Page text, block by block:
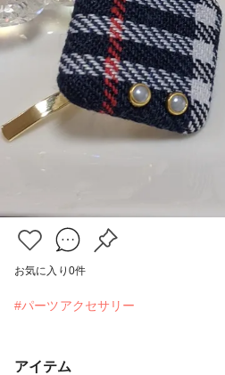
お気に入り 0件
#パーツアクセサリー
アイテム